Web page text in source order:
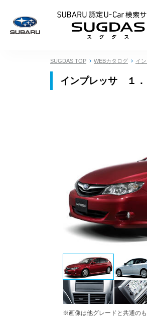
SUGDAS TOP WEBカタログ イ
インプレッサ １．
※画像は他グレードと共通のも